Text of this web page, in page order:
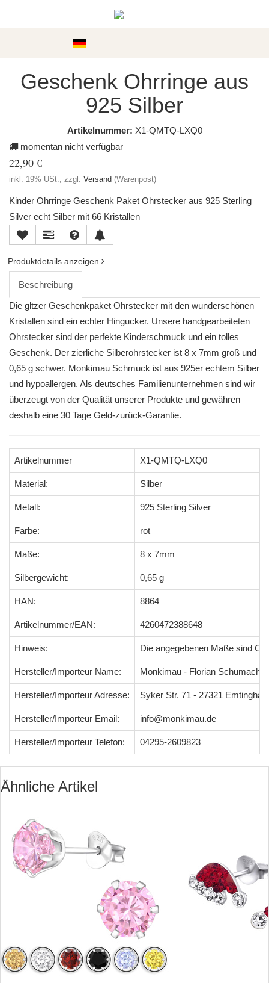
Geschenk Ohrringe aus
925 Silber
Artikelnummer: X1-QMTQ-LXQ0
momentan nicht verfügbar
22,90 €
inkl. 19% USt., zzgl. Versand (Warenpost)
Kinder Ohrringe Geschenk Paket Ohrstecker aus 925 Sterling
Silver echt Silber mit 66 Kristallen
Produktdetails anzeigen
Beschreibung
Die gltzer Geschenkpaket Ohrstecker mit den wunderschönen
Kristallen sind ein echter Hingucker. Unsere handgearbeiteten
Ohrstecker sind der perfekte Kinderschmuck und ein tolles
Geschenk. Der zierliche Silberohrstecker ist 8 x 7mm groß und
0,65 g schwer. Monkimau Schmuck ist aus 925er echtem Silber
und hypoallergen. Als deutsches Familienunternehmen sind wir
überzeugt von der Qualität unserer Produkte und gewähren
deshalb eine 30 Tage Geld-zurück-Garantie.
Artikelnummer X1-QMTQ-LXQ0
Material: Silber
Metall: 925 Sterling Silver
Farbe: rot
Maße: 8 x 7mm
Silbergewicht: 0,65 g
HAN: 8864
Artikelnummer/EAN: 4260472388648
Hinweis: Die angegebenen Maße sind
Hersteller/Importeur Name: Monkimau - Florian Schumacher
Hersteller/Importeur Adresse: Syker Str. 71 - 27321
Hersteller/Importeur Email: info@monkimau.de
Hersteller/Importeur Telefon: 04295-2609823
Ähnliche Artikel